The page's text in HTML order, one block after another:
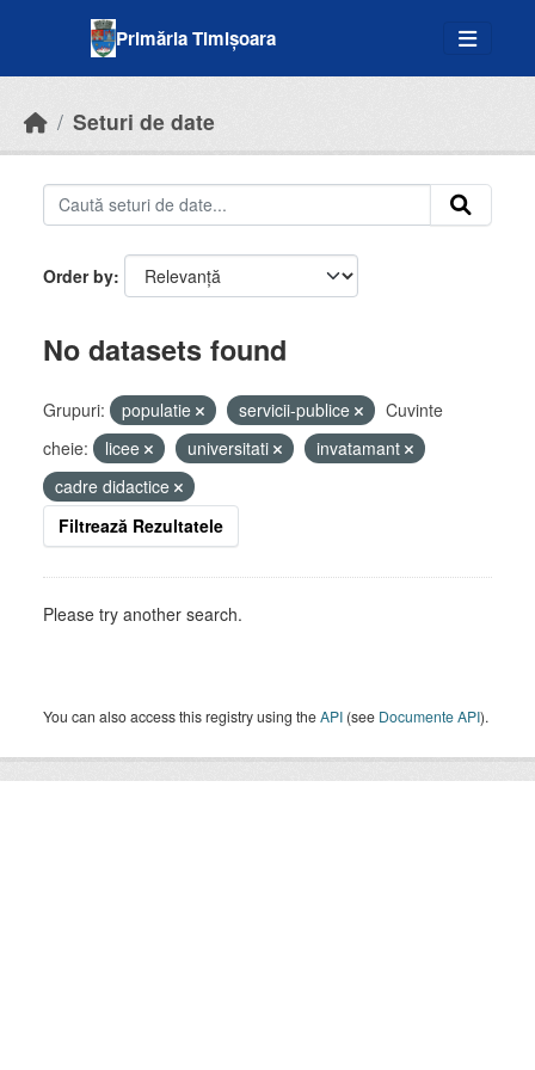
Primăria Timișoara
Seturi de date
Order by
No datasets found
Grupuri: populatie servicii-publice
Cuvinte
cheie:
licee universitati
invatamant
cadre didactice
Filtrează Rezultatele
Please try another search.
You can also access this registry using theAPI (see Documente API).